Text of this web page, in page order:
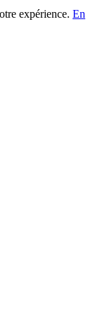
expérience. En